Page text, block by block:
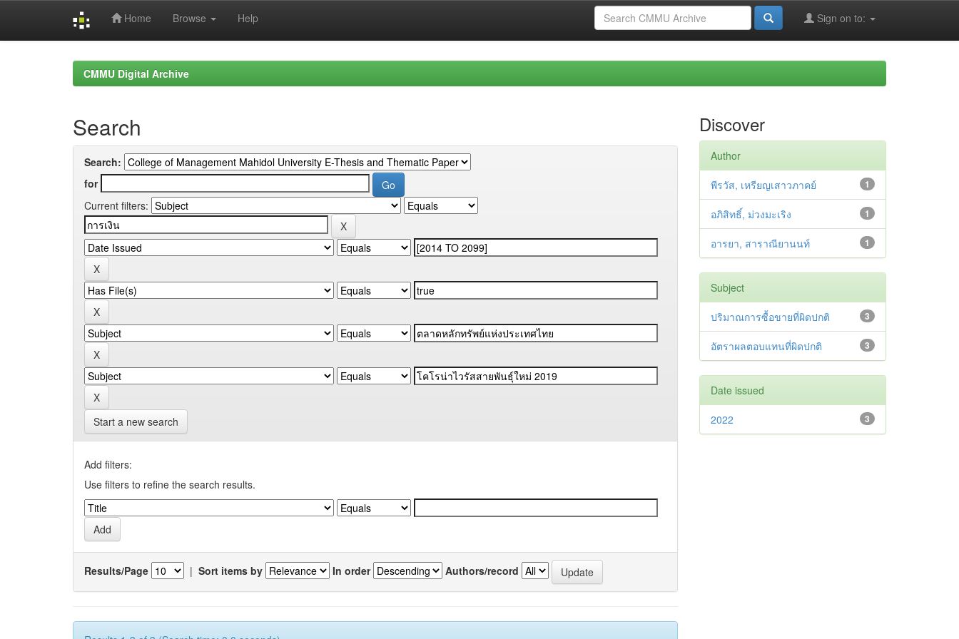
Home Browse Help Sign on to:
CMMU Digital Archive
Search
Search:
for
Current filters:
Start a new search
Add filters:
Use filters to refine the search results.
Results/Page | Sort items by In order Authors/record
Discover
Author
1
พีรวัส, เหรียญเสาวภาคย์
1
อภิสิทธิ์, ม่วงมะเริง
1
อารยา, สาราณียานนท์
Subject
3
ปริมาณการซื้อขายที่ผิดปกติ
3
อัตราผลตอบแทนที่ผิดปกติ
Date issued
3
2022